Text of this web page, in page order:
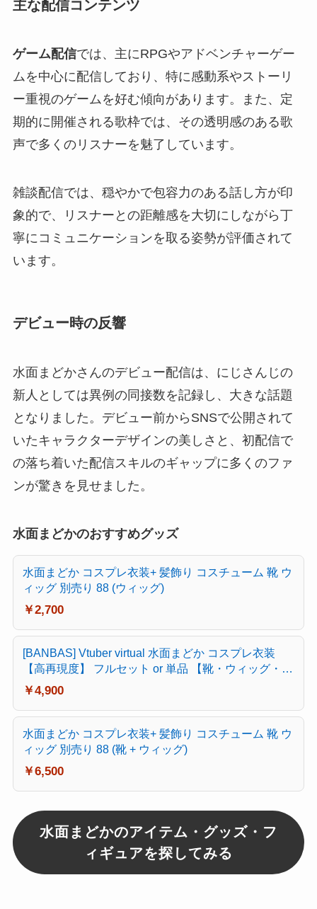
主な配信コンテンツ
ゲーム配信では、主にRPGやアドベンチャーゲー
ムを中心に配信しており、特に感動系やストーリ
ー重視のゲームを好む傾向があります。また、定
期的に開催される歌枠では、その透明感のある歌
声で多くのリスナーを魅了しています。
雑談配信では、穏やかで包容力のある話し方が印
象的で、リスナーとの距離感を大切にしながら丁
寧にコミュニケーションを取る姿勢が評価されて
います。
デビュー時の反響
水面まどかさんのデビュー配信は、にじさんじの
新人としては異例の同接数を記録し、大きな話題
となりました。デビュー前からSNSで公開されて
いたキャラクターデザインの美しさと、初配信で
の落ち着いた配信スキルのギャップに多くのファ
ンが驚きを見せました。
水面まどかのおすすめグッズ
水面まどか コスプレ衣装+ 髪飾り コスチューム 靴 ウ
ィッグ 別売り 88 (ウィッグ)
￥2,700
[BANBAS] Vtuber virtual 水面まどか コスプレ衣装
【高再現度】 フルセット or 単品 【靴・ウィッグ・小
道具 選択可】 ハロウィン (靴)
￥4,900
水面まどか コスプレ衣装+ 髪飾り コスチューム 靴 ウ
ィッグ 別売り 88 (靴 + ウィッグ)
￥6,500
水面まどかのアイテム・グッズ・フ
ィギュアを探してみる